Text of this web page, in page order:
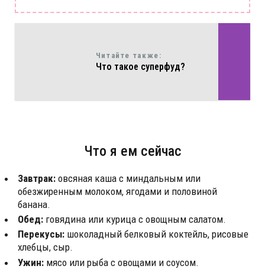
Читайте также:
Что такое суперфуд?
Что я ем сейчас
Завтрак: овсяная каша с миндальным или
обезжиренным молоком, ягодами и половиной
банана.
Обед: говядина или курица с овощным салатом.
Перекусы: шоколадный белковый коктейль, рисовые
хлебцы, сыр.
Ужин: мясо или рыба с овощами и соусом.